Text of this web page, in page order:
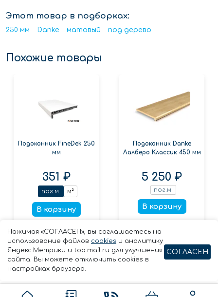
Этот товар в подборках:
250 мм Danke матовый под дерево
Похожие товары
Подоконник FineDek 250
мм
351 ₽
пог.м. м²
В корзину
Заказать в 1 клик
Подоконник Danke
Лалберо Классик 450 мм
5 250 ₽
пог.м.
В корзину
Нажимая «СОГЛАСЕН», вы соглашаетесь на
использование файлов cookies и аналитику
Яндекс.Метрики и top.mail.ru для улучшения
сайта. Вы можете отключить cookies в
настройках браузера.
СОГЛАСЕН